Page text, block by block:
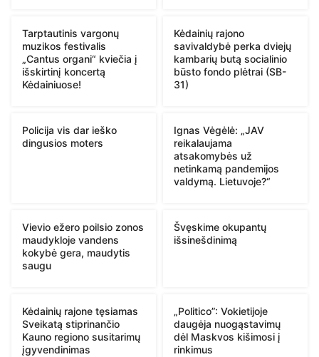
Tarptautinis vargonų
muzikos festivalis
„Cantus organi“ kviečia į
išskirtinį koncertą
Kėdainiuose!
Kėdainių rajono
savivaldybė perka dviejų
kambarių butą socialinio
būsto fondo plėtrai (SB-
31)
Policija vis dar ieško
dingusios moters
Ignas Vėgėlė: „JAV
reikalaujama
atsakomybės už
netinkamą pandemijos
valdymą. Lietuvoje?“
Vievio ežero poilsio zonos
maudykloje vandens
kokybė gera, maudytis
saugu
Švęskime okupantų
išsinešdinimą
Kėdainių rajone tęsiamas
Sveikatą stiprinančio
Kauno regiono susitarimų
įgyvendinimas
„Politico”: Vokietijoje
daugėja nuogąstavimų
dėl Maskvos kišimosi į
rinkimus